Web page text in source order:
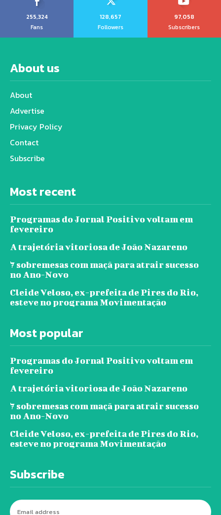
255,324
Fans
128,657
Followers
97,058
Subscribers
About us
About
Advertise
Privacy Policy
Contact
Subscribe
Most recent
Programas do Jornal Positivo voltam em
fevereiro
A trajetória vitoriosa de João Nazareno
7 sobremesas com maçã para atrair sucesso
no Ano-Novo
Cleide Veloso, ex-prefeita de Pires do Rio,
esteve no programa Movimentação
Most popular
Programas do Jornal Positivo voltam em
fevereiro
A trajetória vitoriosa de João Nazareno
7 sobremesas com maçã para atrair sucesso
no Ano-Novo
Cleide Veloso, ex-prefeita de Pires do Rio,
esteve no programa Movimentação
Subscribe